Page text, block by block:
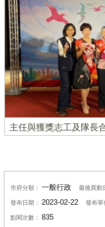
主任與獲獎志工及隊長
市府分類： 一般行政 最後異動
發布日期： 2023-02-22 發布單
點閱次數： 835